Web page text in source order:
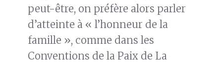
peut-être, on préfère alors parler
d’atteinte à « l’honneur de la
famille », comme dans les
Conventions de la Paix de La